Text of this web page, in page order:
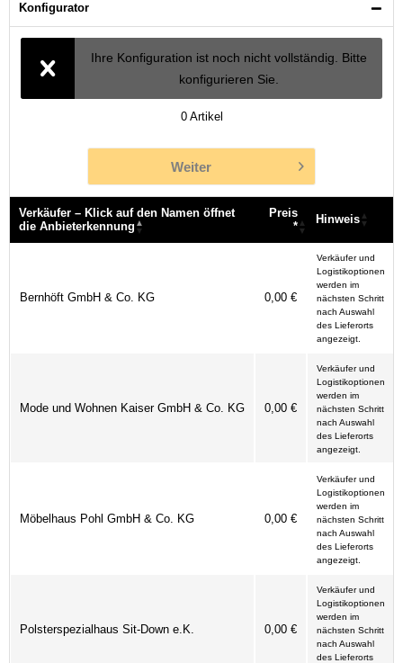
Konfigurator
Ihre Konfiguration ist noch nicht vollständig. Bitte
konfigurieren Sie.
0 Artikel
Weiter
Verkäufer – Klick auf den Namen öffnet
die Anbieterkennung
Preis
*
Hinweis
Bernhöft GmbH & Co. KG 0,00 €
Verkäufer und
Logistikoptionen
werden im
nächsten Schritt
nach Auswahl
des Lieferorts
angezeigt.
Mode und Wohnen Kaiser GmbH & Co. KG 0,00 €
Verkäufer und
Logistikoptionen
werden im
nächsten Schritt
nach Auswahl
des Lieferorts
angezeigt.
Möbelhaus Pohl GmbH & Co. KG 0,00 €
Verkäufer und
Logistikoptionen
werden im
nächsten Schritt
nach Auswahl
des Lieferorts
angezeigt.
Polsterspezialhaus Sit-Down e.K. 0,00 €
Verkäufer und
Logistikoptionen
werden im
nächsten Schritt
nach Auswahl
des Lieferorts